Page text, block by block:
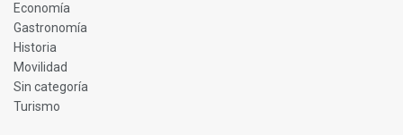
Economía
Gastronomía
Historia
Movilidad
Sin categoría
Turismo